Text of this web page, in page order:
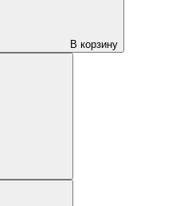
В корзину